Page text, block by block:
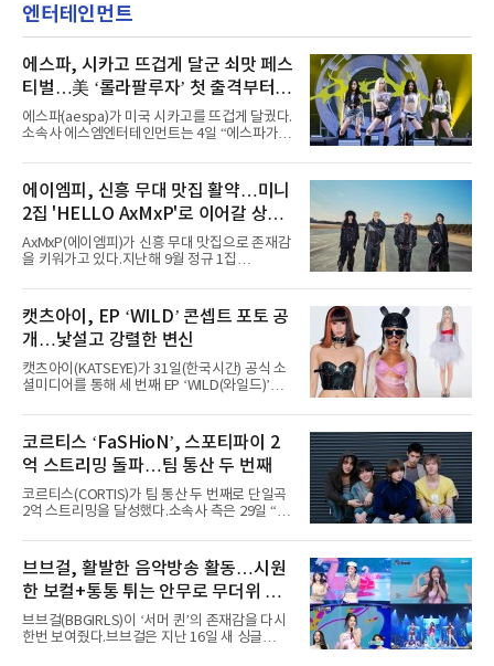
엔터테인먼트
에스파, 시카고 뜨겁게 달군 쇠맛 페스
티벌…美 ‘롤라팔루자’ 첫 출격부터
증명한 존재감
에스파(aespa)가 미국 시카고를 뜨겁게 달궜다.
소속사 에스엠엔터테인먼트는 4일 “에스파가
서 열린 ‘롤라팔루자 시카고’(Lollapalooza
Chicago)의 알리안츠 스테이지에 올랐다”며
“총 14곡으로 구성된 세트리스트를 선사, 데뷔 7
년 차다운 노련한 무대 매너와 파워풀한 에너지
로 현장의 분위기를 압도했다”고 밝혔다.1991
년 시작된 ‘롤라팔루자’는 8개 스테이지, 170여
팀의 아티스트와 40만 명 이상의 관객이 운집하
코르티스 등 K팝 스타들이 출연진 명단에 이름
을 올렸다.이날 에스파는
에이엠피, 신흥 무대 맛집 활약…미니
2집 'HELLO AxMxP'로 이어갈 상승
세
AxMxP(에이엠피)가 신흥 무대 맛집으로 존재감
을 키워가고 있다.지난해 9월 정규 1집
AxMxP는 데뷔 전부터 버스킹과 각종 페스티벌,
공연 무대에 오르며 실전 경험을 쌓아왔다.이들
은 소속사 패밀리 콘서트를 비롯해 '뷰티풀 민트
라이프 2025', '2025 부산국제록페스티벌' 등 대
형 무대에 잇달아 출연해 당찬 에너지와 풋풋한
매력으로 음악팬들의 눈도장을 찍었다.이후
AxMxP는 '카운트다운 판타지 2025-2026',
정적인 실력을 입증했고, 올해 '2026 어썸뮤직
페스티벌', '뷰티풀 민트 라이프 2026', '2026
캣츠아이, EP ‘WILD’ 콘셉트 포토 공
개…낯설고 강렬한 변신
캣츠아이(KATSEYE)가 31일(한국시간) 공식 소
셜미디어를 통해 세 번째 EP ‘WILD(와일드)’의
heart(와일드 하트)’라는 제목이 붙은 콘셉트 포
토에는 멤버들의 본능적이고 야성적인 면모가
강렬하게 담겼다. 짙은 아이섀도와 푸른빛·금빛·
붉은빛의 컬러 렌즈가 비현실적인 분위기를 자
아내고, 여러 원색이 불규칙하게 뒤섞인 멀티컬
러 헤어와 과감한 블루·블랙 립 메이크업이 낯설
고도 매혹적인 비주얼을 완성했다.스타일링 역
엣을 거침없이 결합했다. 멤버들은 각기 다른 개
성을 살린 스타일링을 선
코르티스 ‘FaSHioN’, 스포티파이 2
억 스트리밍 돌파…팀 통산 두 번째
코르티스(CORTIS)가 팀 통산 두 번째로 단일곡
2억 스트리밍을 달성했다.소속사 측은 29일 “코
벌 오디오·음원 스트리밍 플랫폼 스포티파이에
서 27일 자로 누적 재생 수 2억 회를 돌파했
다”고 밝혔다.곡이 발표된 지 약 10개월 만이다.
팀의 첫 번째 2억 스트리밍 곡은 동일 음반에 수
록된 ‘GO!’다. 이 노래는 공개 약 9개월 만인 지
난달 26일 자에 2억 고지를 밟았다. 이는 최근 5
년 내 데뷔한 보이그룹의 곡 중 최단기 2억 달성
브브걸, 활발한 음악방송 활동…시원
한 보컬+통통 튀는 안무로 무더위 사
냥
브브걸(BBGIRLS)이 ‘서머 퀸’의 존재감을 다시
한번 보여줬다.브브걸은 지난 16일 새 싱글